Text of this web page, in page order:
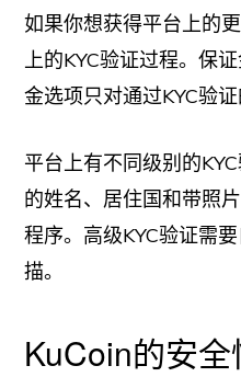
如果你想获得平台上的
上的KYC验证过程。保
金选项只对通过KYC验证
平台上有不同级别的
的姓名、居住国和带照
程序。高级KYC验证需
描。
KuCoin的安全